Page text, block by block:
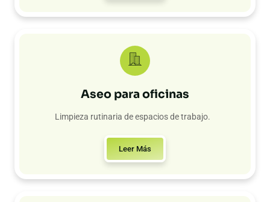
Aseo para oficinas
Limpieza rutinaria de espacios de trabajo.
Leer Más